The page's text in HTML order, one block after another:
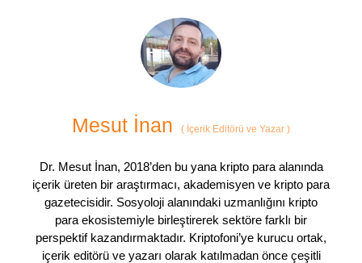
Mesut İnan ( İçerik Editörü ve Yazar )
Dr. Mesut İnan, 2018’den bu yana kripto para alanında
içerik üreten bir araştırmacı, akademisyen ve kripto para
gazetecisidir. Sosyoloji alanındaki uzmanlığını kripto
para ekosistemiyle birleştirerek sektöre farklı bir
perspektif kazandırmaktadır. Kriptofoni’ye kurucu ortak,
içerik editörü ve yazarı olarak katılmadan önce çeşitli